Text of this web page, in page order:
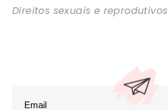
Direitos sexuais e reprodutivos